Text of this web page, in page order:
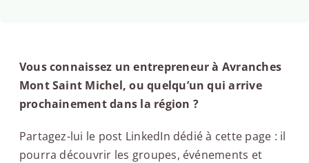
Vous connaissez un entrepreneur à Avranches
Mont Saint Michel, ou quelqu’un qui arrive
prochainement dans la région ?
Partagez-lui le post LinkedIn dédié à cette page : il
pourra découvrir les groupes, événements et